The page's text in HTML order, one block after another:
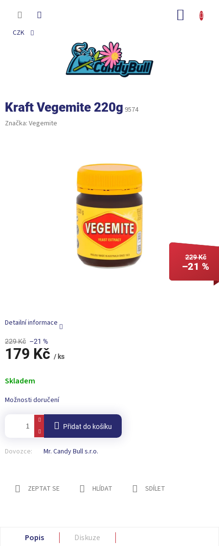
CZK
Kraft Vegemite 220g 9574
Značka: Vegemite
229 Kč
–21 %
229 Kč –21 %
179 Kč / ks
cena:
Skladem
Možnosti doručení
Přidat do košíku
Dovozce: Mr. Candy Bull s.r.o.
Detailní informace
ZEPTAT SE HLÍDAT SDÍLET
Popis
Diskuze